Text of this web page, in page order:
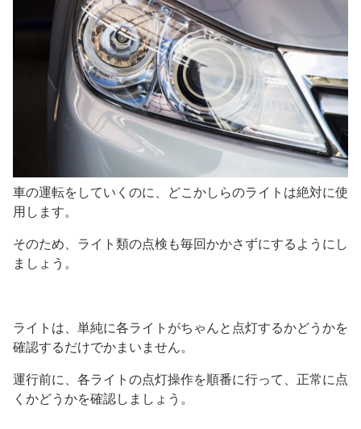
車の運転をしていくのに、どこかしらのライトは絶対に使
用します。
そのため、ライト類の点検も毎回かかさずにするようにし
ましょう。
ライトは、単純に各ライトがちゃんと点灯するかどうかを
確認するだけでかまいません。
運行前に、各ライトの点灯操作を順番に行って、正常に点
くかどうかを確認しましょう。